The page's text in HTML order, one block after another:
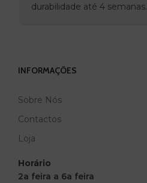
durabilidade até 4 semanas.
INFORMAÇÕES
Sobre Nós
Contactos
Loja
Horário
2a feira a 6a feira